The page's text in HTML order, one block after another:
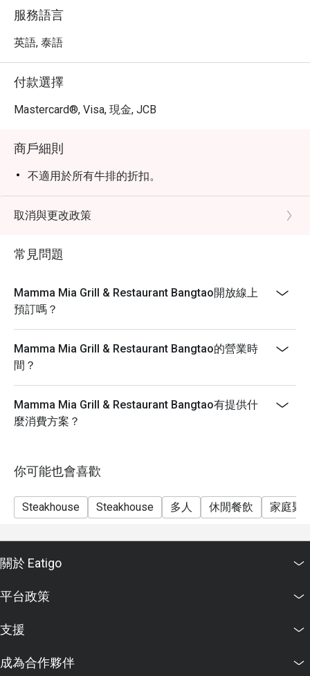
Bangtao，您即可享有獨家優惠，最高可享 5 折折扣，以
超值的價格品嚐豐盛的美饌，讓您的用餐體驗更添價值。
服務語言
英語, 泰語
付款選擇
Mastercard®, Visa, 現金, JCB
商戶細則
不適用於所有牛排的折扣。
取消與更改政策
常見問題
Mamma Mia Grill & Restaurant Bangtao開放線上
預訂嗎？
Mamma Mia Grill & Restaurant Bangtao的營業時
間？
Mamma Mia Grill & Restaurant Bangtao有提供什
麼消費方案？
你可能也會喜歡
Steakhouse Steakhouse 多人 休閒餐飲 家庭聚
關於 Eatigo
平台政策
支援
成為合作夥伴